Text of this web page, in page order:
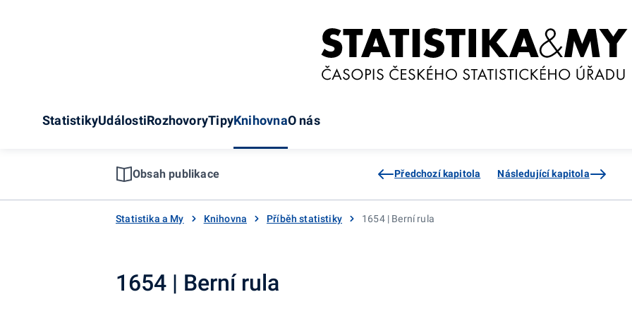
StatistikyUdálostiRozhovoryTipyKnihovnaO nás
Obsah publikace Předchozí kapitola Následující kapitola
Statistika a My Knihovna Příběh statistiky 1654 | Berní rula
1654 | Berní rula